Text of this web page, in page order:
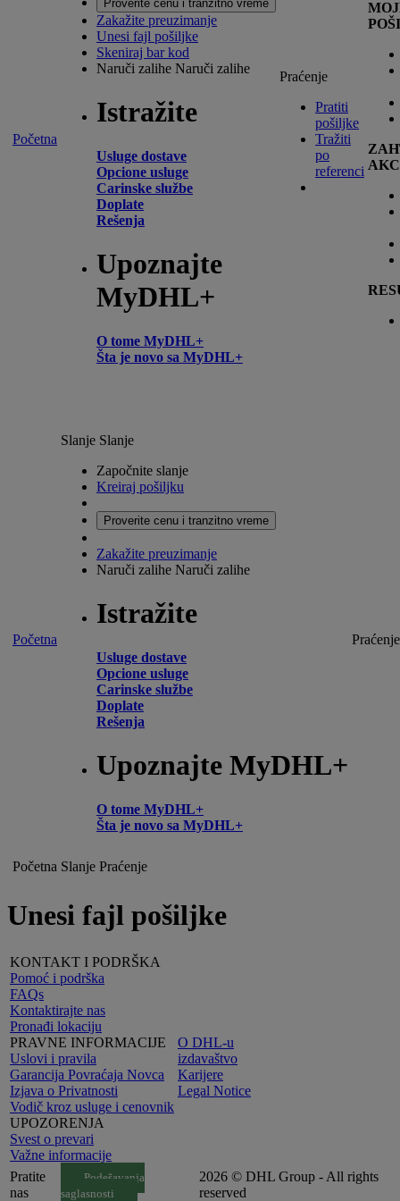
Početna
Proverite cenu i tranzitno vreme
Zakažite preuzimanje
Unesi fajl pošiljke
Skeniraj bar kod
Naruči zalihe Naruči zalihe
Istražite
Usluge dostave
Opcione usluge
Carinske službe
Doplate
Rešenja
Upoznajte
MyDHL+
O tome MyDHL+
Šta je novo sa MyDHL+
Praćenje
Pratiti
pošiljke
Tražiti
po
referenci
Početna
Slanje Slanje
Započnite slanje
Kreiraj pošiljku
Proverite cenu i tranzitno vreme
Zakažite preuzimanje
Naruči zalihe Naruči zalihe
Istražite
Usluge dostave
Opcione usluge
Carinske službe
Doplate
Rešenja
Upoznajte MyDHL+
O tome MyDHL+
Šta je novo sa MyDHL+
Praćenje
Početna Slanje Praćenje
Unesi fajl pošiljke
KONTAKT I PODRŠKA
Pomoć i podrška
FAQs
Kontaktirajte nas
Pronađi lokaciju
PRAVNE INFORMACIJE
Uslovi i pravila
Garancija Povraćaja Novca
Izjava o Privatnosti
Vodič kroz usluge i cenovnik
UPOZORENJA
Svest o prevari
Važne informacije
O DHL-u
izdavaštvo
Karijere
Legal Notice
Pratite
nas
Podešavanja
saglasnosti
2026 © DHL Group - All rights
reserved